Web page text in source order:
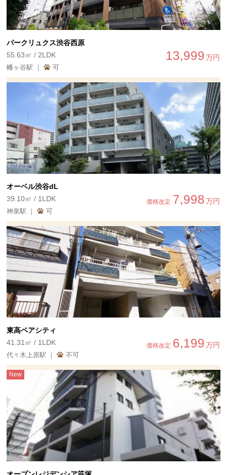
パークリュクス渋谷西原
13,999万円
55.63㎡ / 2LDK
幡ヶ谷駅 ｜ 可
オーベル渋谷dL
価格改定 7,998万円
39.10㎡ / 1LDK
神泉駅 ｜ 可
東高ペアシティ
価格改定 6,199万円
41.31㎡ / 1LDK
代々木上原駅 ｜ 不可
New